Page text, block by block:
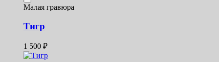
Малая гравюра
Тигр
1 500 ₽